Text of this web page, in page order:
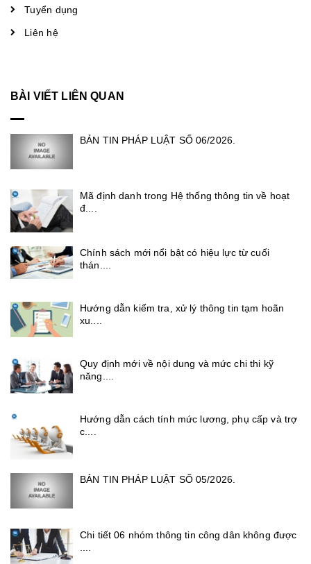
Tuyển dụng
Liên hệ
BÀI VIẾT LIÊN QUAN
BẢN TIN PHÁP LUẬT SỐ 06/2026.
Mã định danh trong Hệ thống thông tin về hoạt
đ....
Chính sách mới nổi bật có hiệu lực từ cuối
thán....
Hướng dẫn kiểm tra, xử lý thông tin tạm hoãn
xu....
Quy định mới về nội dung và mức chi thi kỹ
năng....
Hướng dẫn cách tính mức lương, phụ cấp và trợ
c....
BẢN TIN PHÁP LUẬT SỐ 05/2026.
Chi tiết 06 nhóm thông tin công dân không được